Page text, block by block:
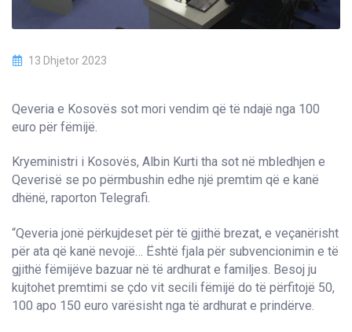
13 Dhjetor 2023
Qeveria e Kosovës sot mori vendim që të ndajë nga 100
euro për fëmijë.
Kryeministri i Kosovës, Albin Kurti tha sot në mbledhjen e
Qeverisë se po përmbushin edhe një premtim që e kanë
dhënë, raporton Telegrafi.
“Qeveria jonë përkujdeset për të gjithë brezat, e veçanërisht
për ata që kanë nevojë… Është fjala për subvencionimin e të
gjithë fëmijëve bazuar në të ardhurat e familjes. Besoj ju
kujtohet premtimi se çdo vit secili fëmijë do të përfitojë 50,
100 apo 150 euro varësisht nga të ardhurat e prindërve.